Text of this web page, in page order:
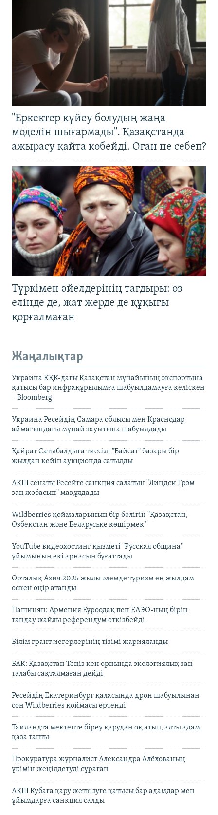
"Еркектер күйеу болудың жаңа
моделін шығармады". Қазақстанда
ажырасу қайта көбейді. Оған не себеп?
Түркімен әйелдерінің тағдыры: өз
елінде де, жат жерде де құқығы
қорғалмаған
Жаңалықтар
Украина КҚК-дағы Қазақстан мұнайының экспортына
қатысы бар инфрақұрылымға шабуылдамауға келіскен
– Bloomberg
Украина Ресейдің Самара облысы мен Краснодар
аймағындағы мұнай зауытына шабуылдады
Қайрат Сатыбалдыға тиесілі "Байсат" базары бір
жылдан кейін аукционда сатылды
АҚШ сенаты Ресейге санкция салатын "Линдси Грэм
заң жобасын" мақұлдады
Wildberries қоймаларының бір бөлігін "Қазақстан,
Өзбекстан және Беларуське көшірмек"
YouTube видеохостинг қызметі "Русская община"
ұйымының екі арнасын бұғаттады
Орталық Азия 2025 жылы әлемде туризм ең жылдам
өскен өңір атанды
Пашинян: Армения Еуроодақ пен ЕАЭО-ның бірін
таңдау жайлы референдум өткізбейді
Білім грант иегерлерінің тізімі жарияланды
БАҚ: Қазақстан Теңіз кен орнында экологиялық заң
талабы сақталмаған дейді
Ресейдің Екатеринбург қаласында дрон шабуылынан
соң Wildberries қоймасы өртенді
Таиландта мектепте біреу қарудан оқ атып, алты адам
қаза тапты
Прокуратура журналист Александра Алёхованың
үкімін жеңілдетуді сұраған
АҚШ Кубаға қару жеткізуге қатысы бар адамдар мен
ұйымдарға санкция салды